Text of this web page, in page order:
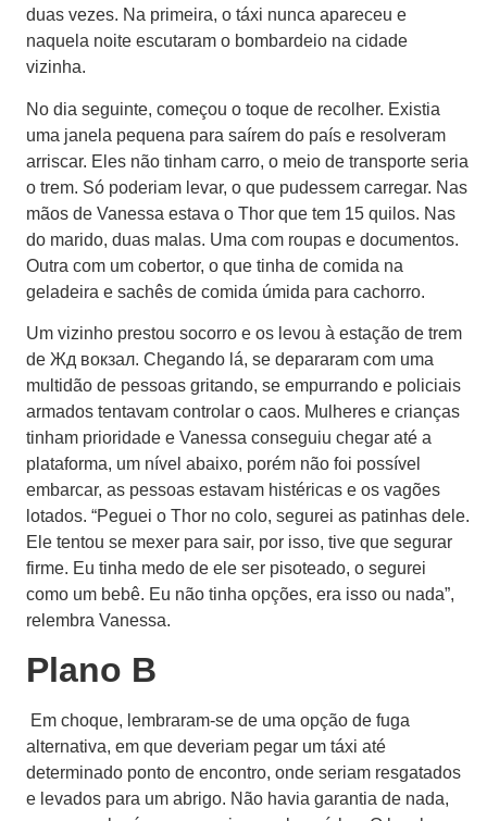
duas vezes. Na primeira, o táxi nunca apareceu e
naquela noite escutaram o bombardeio na cidade
vizinha.
No dia seguinte, começou o toque de recolher. Existia
uma janela pequena para saírem do país e resolveram
arriscar. Eles não tinham carro, o meio de transporte seria
o trem. Só poderiam levar, o que pudessem carregar. Nas
mãos de Vanessa estava o Thor que tem 15 quilos. Nas
do marido, duas malas. Uma com roupas e documentos.
Outra com um cobertor, o que tinha de comida na
geladeira e sachês de comida úmida para cachorro.
Um vizinho prestou socorro e os levou à estação de trem
de Жд вокзал. Chegando lá, se depararam com uma
multidão de pessoas gritando, se empurrando e policiais
armados tentavam controlar o caos. Mulheres e crianças
tinham prioridade e Vanessa conseguiu chegar até a
plataforma, um nível abaixo, porém não foi possível
embarcar, as pessoas estavam histéricas e os vagões
lotados. “Peguei o Thor no colo, segurei as patinhas dele.
Ele tentou se mexer para sair, por isso, tive que segurar
firme. Eu tinha medo de ele ser pisoteado, o segurei
como um bebê. Eu não tinha opções, era isso ou nada”,
relembra Vanessa.
Plano B
Em choque, lembraram-se de uma opção de fuga
alternativa, em que deveriam pegar um táxi até
determinado ponto de encontro, onde seriam resgatados
e levados para um abrigo. Não havia garantia de nada,